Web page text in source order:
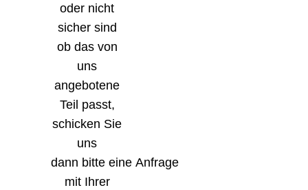
oder nicht
sicher sind
ob das von
uns
angebotene
Teil passt,
schicken Sie
uns
dann bitte eine Anfrage
mit Ihrer